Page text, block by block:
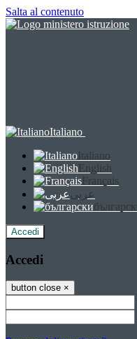
Salta al contenuto
Italiano
Italiano
English
Français
عربى
Accedi
Accedi
button close ×